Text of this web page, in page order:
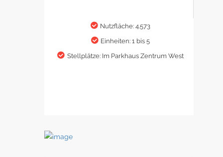
Nutzfläche: 4.573
Einheiten: 1 bis 5
Stellplätze: Im Parkhaus Zentrum West